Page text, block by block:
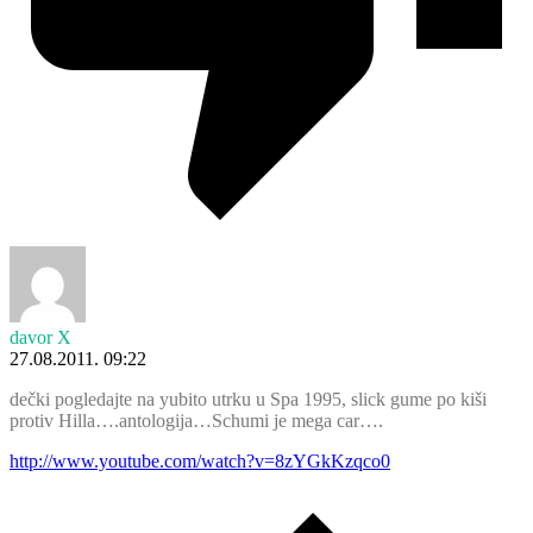
davor X
27.08.2011. 09:22
dečki pogledajte na yubito utrku u Spa 1995, slick gume po kiši
protiv Hilla….antologija…Schumi je mega car….
http://www.youtube.com/watch?v=8zYGkKzqco0